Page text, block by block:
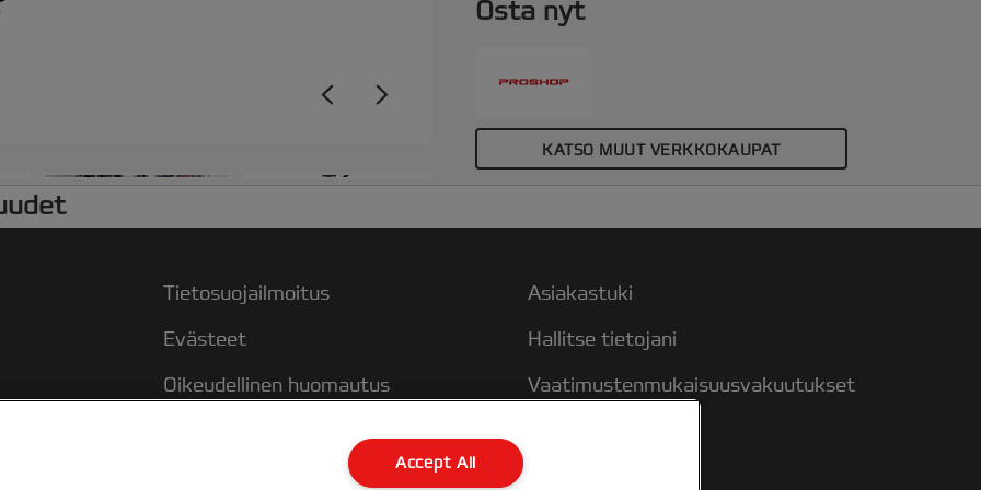
+2
Osta nyt
KATSO MUUT VERKKOKAUPAT
Tietosuojailmoitus
Evästeet
Oikeudellinen huomautus
Asiakastuki
Hallitse tietojani
Vaatimustenmukaisuusvakuutukset
Accept All